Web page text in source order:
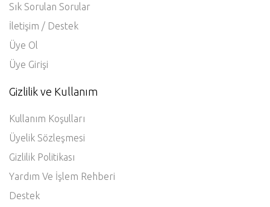
Sık Sorulan Sorular
İletişim / Destek
Üye Ol
Üye Girişi
Gizlilik ve Kullanım
Kullanım Koşulları
Üyelik Sözleşmesi
Gizlilik Politikası
Yardım Ve İşlem Rehberi
Destek